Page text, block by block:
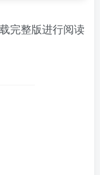
完整版进行阅读